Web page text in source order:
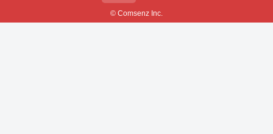
© Comsenz Inc.